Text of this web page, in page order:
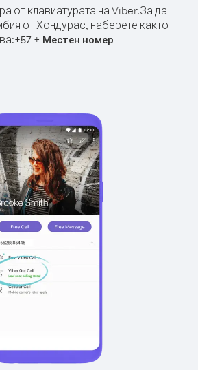
от клавиатурата на Viber.За да
от Хондурас, наберете както
+57 + Местен номер